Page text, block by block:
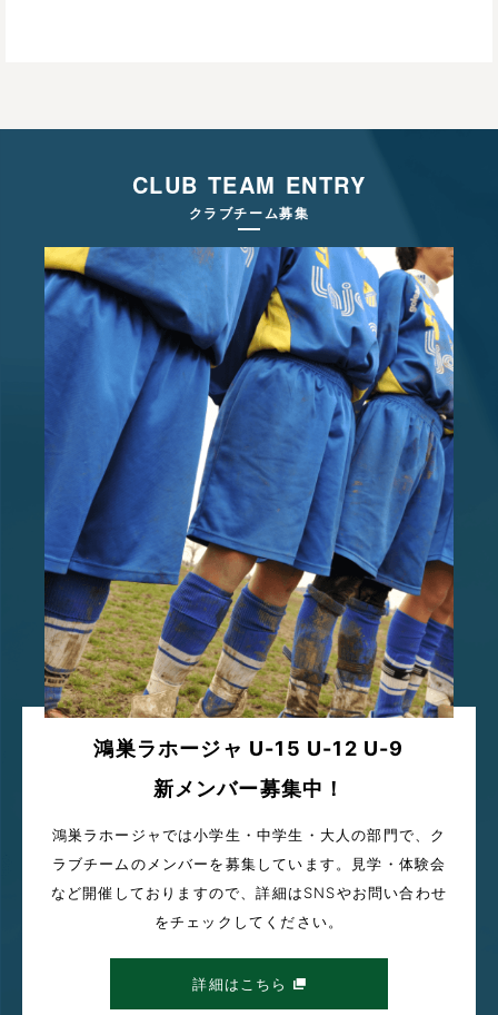
CLUB TEAM ENTRY
クラブチーム募集
鴻巣ラホージャ U-15 U-12 U-9
新メンバー募集中！
鴻巣ラホージャでは小学生・中学生・大人の部門で、ク
ラブチームのメンバーを募集しています。見学・体験会
など開催しておりますので、詳細はSNSやお問い合わせ
をチェックしてください。
詳細はこちら